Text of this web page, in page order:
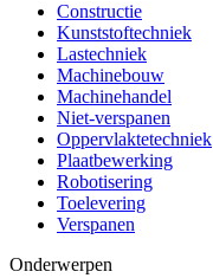
Constructie
Kunststoftechniek
Lastechniek
Machinebouw
Machinehandel
Niet-verspanen
Oppervlaktetechniek
Plaatbewerking
Robotisering
Toelevering
Verspanen
Onderwerpen